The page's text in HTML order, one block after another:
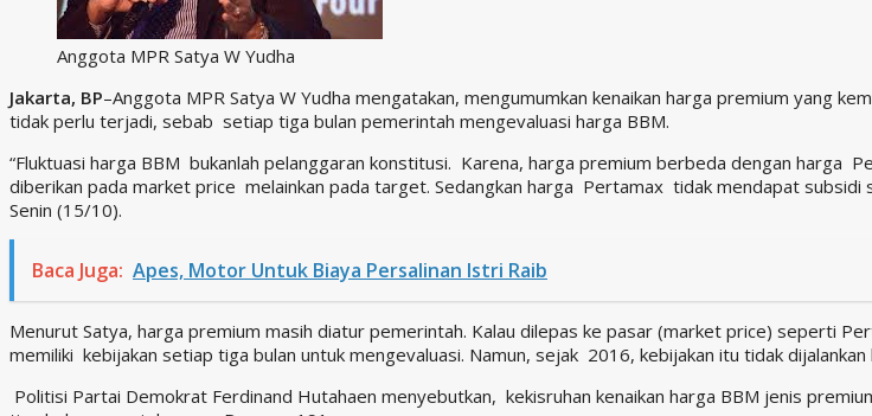
Anggota MPR Satya W Yudha
Jakarta, BP–Anggota MPR Satya W Yudha mengatakan, mengumumkan kenaikan harga premium yang
tidak perlu terjadi, sebab setiap tiga bulan pemerintah mengevaluasi harga BBM.
“Fluktuasi harga BBM bukanlah pelanggaran konstitusi. Karena, harga premium berbeda dengan harga
diberikan pada market price melainkan pada target. Sedangkan harga Pertamax tidak mendapat subsidi
Senin (15/10).
Baca Juga: Apes, Motor Untuk Biaya Persalinan Istri Raib
Menurut Satya, harga premium masih diatur pemerintah. Kalau dilepas ke pasar (market price) seperti
memiliki kebijakan setiap tiga bulan untuk mengevaluasi. Namun, sejak 2016, kebijakan itu tidak
Politisi Partai Demokrat Ferdinand Hutahaen menyebutkan, kekisruhan kenaikan harga BBM jenis